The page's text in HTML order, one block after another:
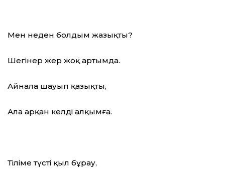
Мен неден болдым жазықты?
Шегінер жер жоқ артымда.
Айнала шауып қазықты,
Ала арқан келді алқымға.
Тіліме түсті қыл бұрау,